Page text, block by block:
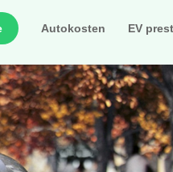
Autokosten EV